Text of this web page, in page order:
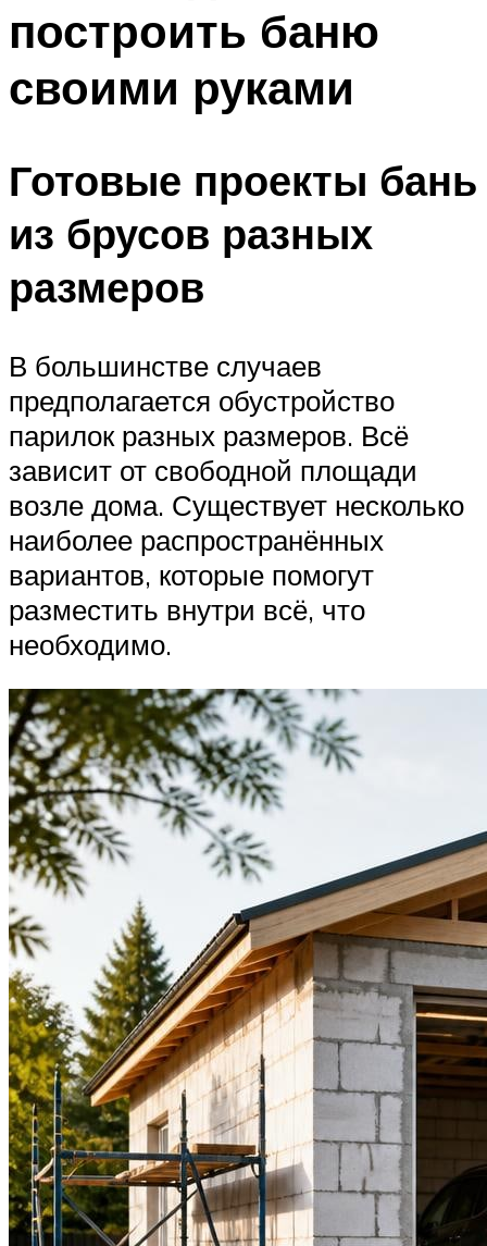
Меню
построить баню
своими руками
Готовые проекты бань
из брусов разных
размеров
В большинстве случаев
предполагается обустройство
парилок разных размеров. Всё
зависит от свободной площади
возле дома. Существует несколько
наиболее распространённых
вариантов, которые помогут
разместить внутри всё, что
необходимо.